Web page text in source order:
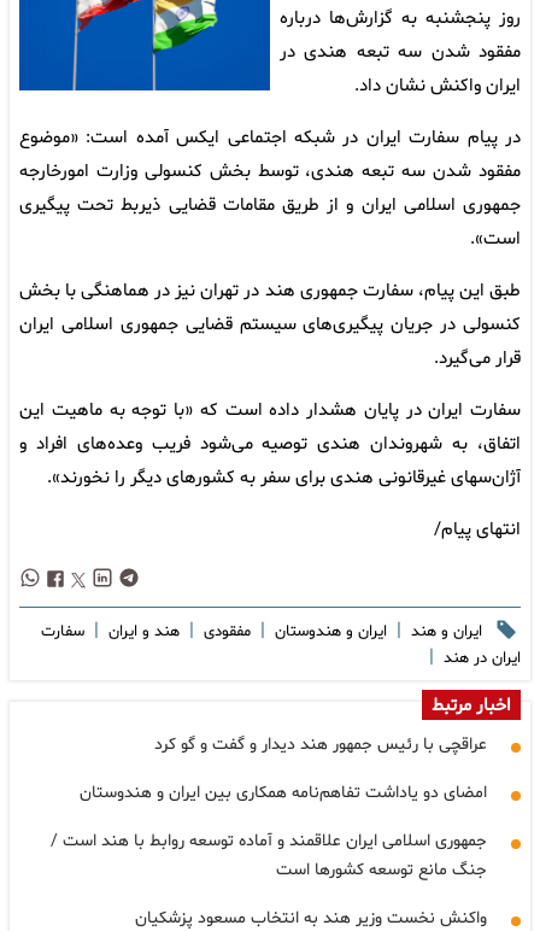
روز پنجشنبه به گزارش‌ها درباره
مفقود شدن سه تبعه هندی در
ایران واکنش نشان داد.
در پیام سفارت ایران در شبکه اجتماعی ایکس آمده است: «موضوع
مفقود شدن سه تبعه هندی، توسط بخش کنسولی وزارت امورخارجه
جمهوری اسلامی ایران و از طریق مقامات قضایی ذیربط تحت پیگیری
است».
طبق این پیام، سفارت جمهوری هند در تهران نیز در هماهنگی با بخش
کنسولی در جریان پیگیری‌های سیستم قضایی جمهوری اسلامی ایران
قرار می‌گیرد.
سفارت ایران در پایان هشدار داده است که «با توجه به ماهیت این
اتفاق، به شهروندان هندی توصیه می‌شود فریب وعده‌های افراد و
آژان‌سهای غیرقانونی هندی برای سفر به کشورهای دیگر را نخورند».
انتهای پیام/
ایران و هند | ایران و هندوستان | مفقودی | هند و ایران | سفارت
ایران در هند |
اخبار مرتبط
عراقچی با رئیس جمهور هند دیدار و گفت و گو کرد
امضای دو یاداشت تفاهم‌نامه همکاری بین ایران و هندوستان
جمهوری اسلامی ایران علاقمند و آماده توسعه روابط با هند است /
جنگ مانع توسعه کشورها است
واکنش نخست وزیر هند به انتخاب مسعود پزشکیان